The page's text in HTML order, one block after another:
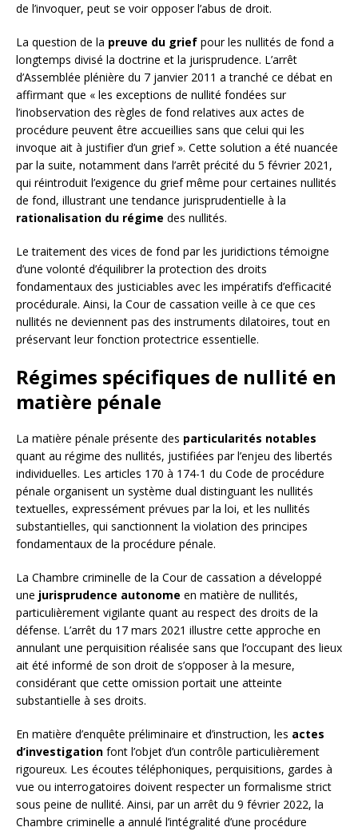
de l’invoquer, peut se voir opposer l’abus de droit.
La question de la preuve du grief pour les nullités de fond a
longtemps divisé la doctrine et la jurisprudence. L’arrêt
d’Assemblée plénière du 7 janvier 2011 a tranché ce débat en
affirmant que « les exceptions de nullité fondées sur
l’inobservation des règles de fond relatives aux actes de
procédure peuvent être accueillies sans que celui qui les
invoque ait à justifier d’un grief ». Cette solution a été nuancée
par la suite, notamment dans l’arrêt précité du 5 février 2021,
qui réintroduit l’exigence du grief même pour certaines nullités
de fond, illustrant une tendance jurisprudentielle à la
rationalisation du régime des nullités.
Le traitement des vices de fond par les juridictions témoigne
d’une volonté d’équilibrer la protection des droits
fondamentaux des justiciables avec les impératifs d’efficacité
procédurale. Ainsi, la Cour de cassation veille à ce que ces
nullités ne deviennent pas des instruments dilatoires, tout en
préservant leur fonction protectrice essentielle.
Régimes spécifiques de nullité en
matière pénale
La matière pénale présente des particularités notables
quant au régime des nullités, justifiées par l’enjeu des libertés
individuelles. Les articles 170 à 174-1 du Code de procédure
pénale organisent un système dual distinguant les nullités
textuelles, expressément prévues par la loi, et les nullités
substantielles, qui sanctionnent la violation des principes
fondamentaux de la procédure pénale.
La Chambre criminelle de la Cour de cassation a développé
une jurisprudence autonome en matière de nullités,
particulièrement vigilante quant au respect des droits de la
défense. L’arrêt du 17 mars 2021 illustre cette approche en
annulant une perquisition réalisée sans que l’occupant des lieux
ait été informé de son droit de s’opposer à la mesure,
considérant que cette omission portait une atteinte
substantielle à ses droits.
En matière d’enquête préliminaire et d’instruction, les actes
d’investigation font l’objet d’un contrôle particulièrement
rigoureux. Les écoutes téléphoniques, perquisitions, gardes à
vue ou interrogatoires doivent respecter un formalisme strict
sous peine de nullité. Ainsi, par un arrêt du 9 février 2022, la
Chambre criminelle a annulé l’intégralité d’une procédure